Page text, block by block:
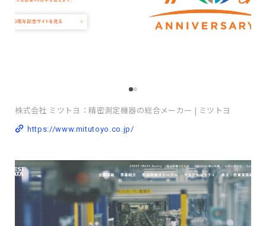
株式会社 ミツトヨ：精密測定機器の総合メーカー | ミツトヨ
https://www.mitutoyo.co.jp/